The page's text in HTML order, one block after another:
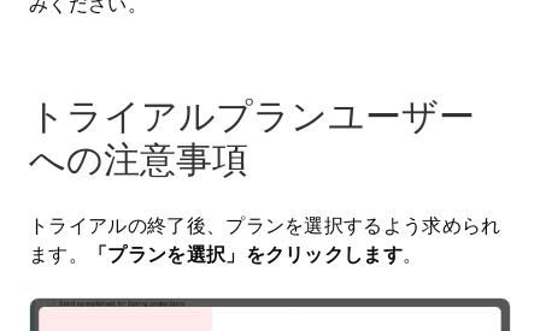
トライアルプランユーザー
への注意事項
トライアルの終了後、プランを選択するよう求められ
ます。
「プランを選択」をクリックします。